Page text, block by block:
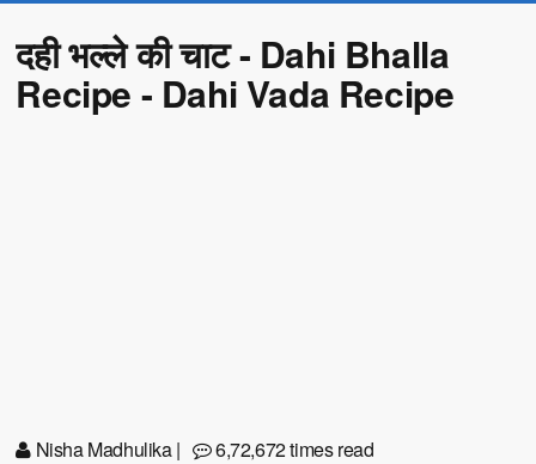
दही भल्ले की चाट - Dahi Bhalla
Recipe - Dahi Vada Recipe
Nisha Madhulika| 6,72,672 times read